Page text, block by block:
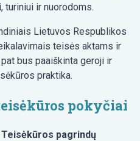
turiniui ir nuorodoms.
Lietuvos Respublikos
teisės aktams ir
bus paaiškinta geroji ir
praktika.
pokyčiai
Teisėkūros pagrindų